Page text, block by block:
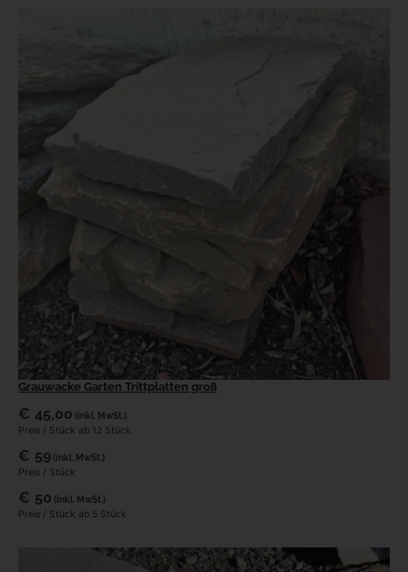
Grauwacke Garten Trittplatten groß
€ 45,00 (inkl. MwSt.)
Preis / Stück ab 12 Stück
€ 59(inkl. MwSt.)
Preis / Stück
€ 50 (inkl. MwSt.)
Preis / Stück ab 5 Stück